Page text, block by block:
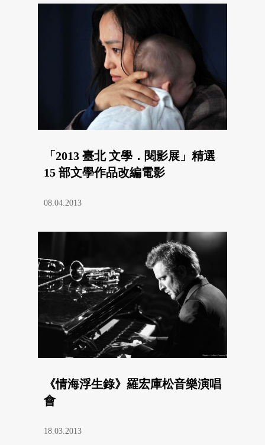
「2013 臺北 文學．閱影展」精選
15 部文學作品改編電影
08.04.2013
《情海浮生錄》羅宏庫松音樂演唱
會
18.03.2013